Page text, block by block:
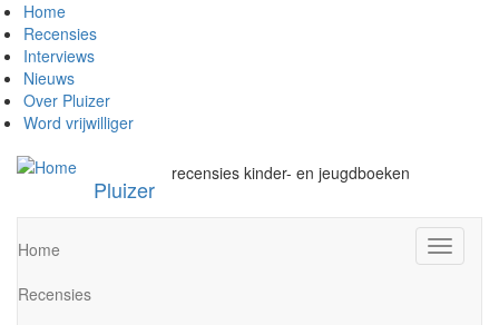
Overslaan
en
naar
de
inhoud
gaan
Home
Recensies
Interviews
Nieuws
Over Pluizer
Word vrijwilliger
Pluizer
recensies kinder- en jeugdboeken
wisselen
Home
Recensies